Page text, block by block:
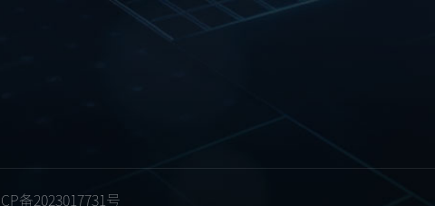
备2023017731号